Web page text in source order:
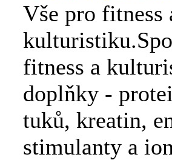
Vše pro fitness
fitness a
doplňky -
tuků, kreatin,
stimulanty a